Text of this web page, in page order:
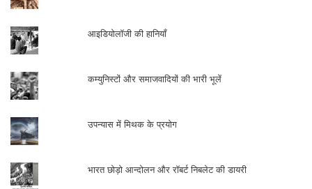
आइडियोलॉजी की हानियाँ
कम्युनिस्टों और समाजवादियों की भारी भूलें
उपन्यास में मिथक के प्रयोग
भारत छोड़ो आन्दोलन और रॉबर्ट निबलेट की डायरी